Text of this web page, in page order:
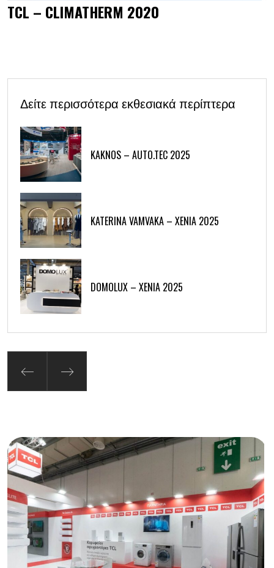
TCL – CLIMATHERM 2020
Δείτε περισσότερα εκθεσιακά περίπτερα
KAKNOS – AUTO.TEC 2025
KATERINA VAMVAKA – XENIA 2025
DOMOLUX – XENIA 2025